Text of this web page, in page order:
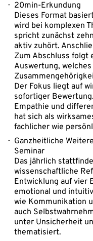
20min-Erkundung
Dieses Format
wird bei komplexen
spricht zunächst
aktiv zuhört.
Zum Abschluss folgt
Auswertung,
Der Fokus liegt auf
sofortiger
Empathie und
hat sich als
fachlicher wie
Ganzheitliche
Seminar
Das jährlich
wissenschaftliche
Entwicklung auf vier
emotional und
wie Kommunikation
auch
unter Unsicherheit
thematisiert.